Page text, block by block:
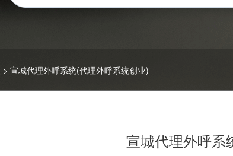
> 宣城代理外呼系统(代理外呼系统创业)
宣城代理外呼系